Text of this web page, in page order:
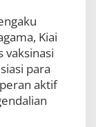
Kiai
vaksinasi
para
aktif